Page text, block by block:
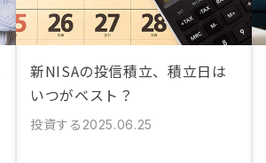
新NISAの投信積立、積立日は
いつがベスト？
投資する 2025.06.25